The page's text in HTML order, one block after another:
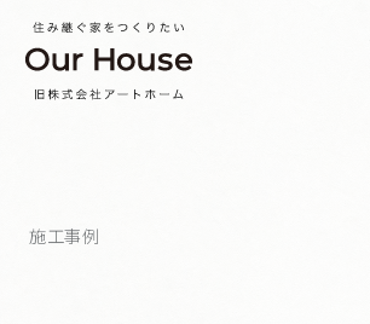
施工事例